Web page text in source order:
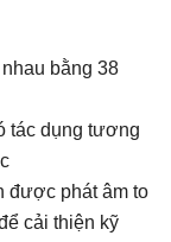
bằng 38
tác dụng tương
được phát âm to
cải thiện kỹ